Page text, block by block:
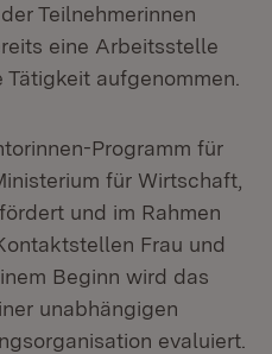
Teilnehmerinnen
eine Arbeitsstelle
aufgenommen.
Programm für
für Wirtschaft,
und im Rahmen
Frau und
Beginn wird das
unabhängigen
evaluiert.